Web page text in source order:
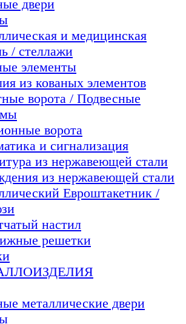
двери
и медицинская
/ стеллажи
элементы
из кованых элементов
ворота / Подвесные
ворота
и сигнализация
из нержавеющей стали
из нержавеющей стали
Евроштакетник /
настил
решетки
металлические двери